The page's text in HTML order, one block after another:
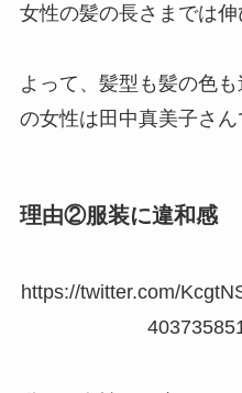
女性の髪の長さまでは伸
よって、髪型も髪の色
の女性は田中真美子さん
理由②服装に違和感
https://twitter.com/